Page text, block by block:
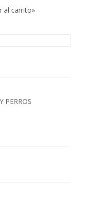
al carrito»
PERROS